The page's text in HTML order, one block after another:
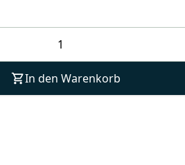
In den Warenkorb